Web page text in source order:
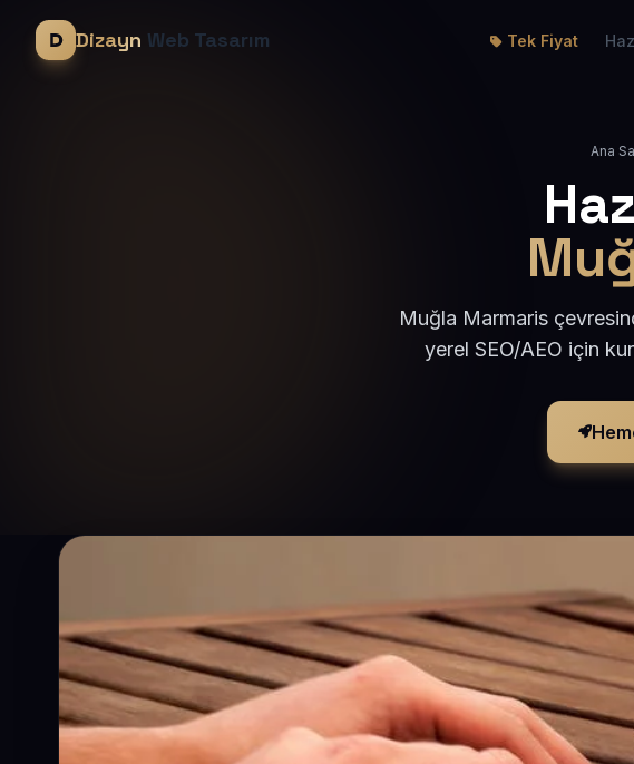
Dizayn Web Tasarım Tek Fiyat
Ana
Muğla Marmaris
yerel SEO/AEO için